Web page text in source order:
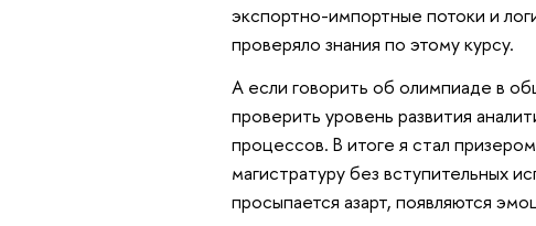
экспортно-импортные потоки и
проверяло знания по этому курсу.
А если говорить об олимпиаде в
проверить уровень развития
процессов. В итоге я стал
магистратуру без вступительных
просыпается азарт, появляются